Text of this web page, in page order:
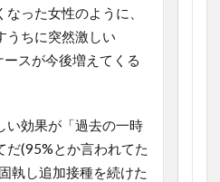
った女性のように、
うちに突然激しい
ースが今後増えてくる
い効果が「過去の一時
だ(95%とか言われてた
執し追加接種を続けた